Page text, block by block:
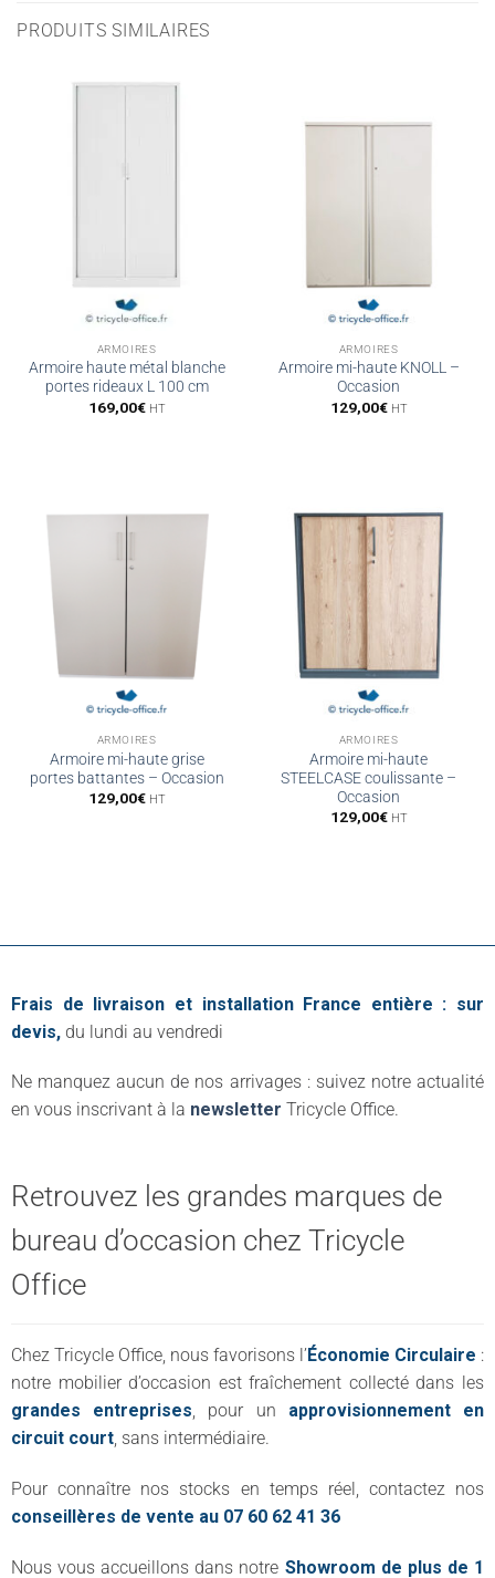
PRODUITS SIMILAIRES
ARMOIRES
Armoire haute métal blanche
portes rideaux L 100 cm
169,00€ HT
ARMOIRES
Armoire mi-haute KNOLL –
Occasion
129,00€ HT
ARMOIRES
Armoire mi-haute grise
portes battantes – Occasion
129,00€ HT
ARMOIRES
Armoire mi-haute
STEELCASE coulissante –
Occasion
129,00€ HT
Frais de livraison et installation France entière : sur
devis, du lundi au vendredi
Ne manquez aucun de nos arrivages : suivez notre actualité
en vous inscrivant à la newsletter Tricycle Office.
Retrouvez les grandes marques de
bureau d’occasion chez Tricycle
Office
Chez Tricycle Office, nous favorisons l’Économie Circulaire :
notre mobilier d’occasion est fraîchement collecté dans les
grandes entreprises, pour un approvisionnement en
circuit court, sans intermédiaire.
Pour connaître nos stocks en temps réel, contactez nos
conseillères de vente au 07 60 62 41 36
Nous vous accueillons dans notre Showroom de plus de 1